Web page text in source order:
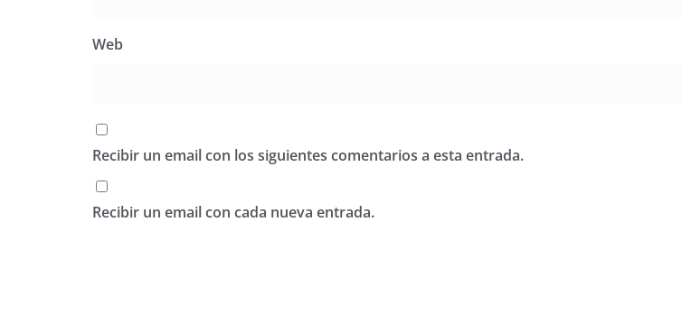
Web
Recibir un email con los siguientes comentarios a esta entrada.
Recibir un email con cada nueva entrada.